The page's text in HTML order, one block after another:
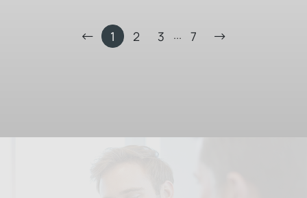
1 2 3 ... 7